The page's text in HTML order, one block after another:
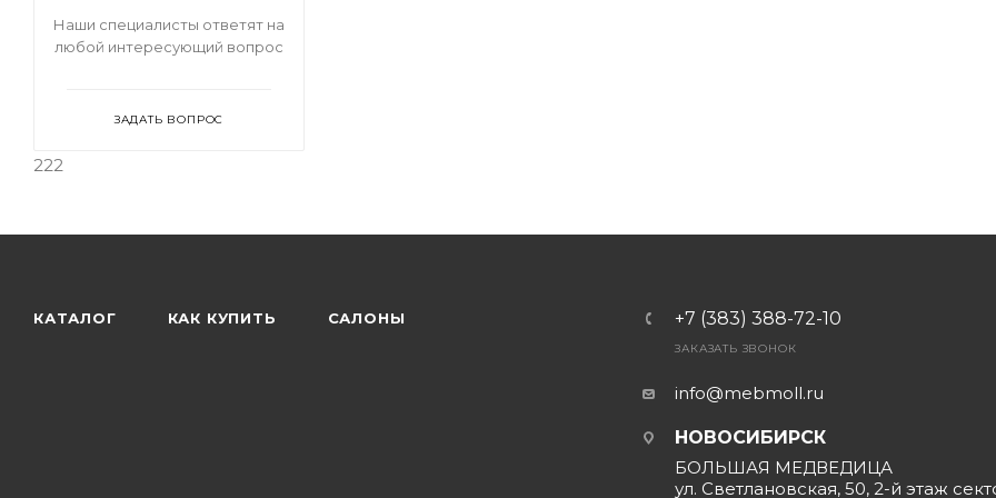
Наши специалисты ответят на
любой интересующий вопрос
ЗАДАТЬ ВОПРОС
222
КАТАЛОГ КАК КУПИТЬ САЛОНЫ +7 (383) 388-72-10
ЗАКАЗАТЬ ЗВОНОК
info@mebmoll.ru
НОВОСИБИРСК
БОЛЬШАЯ МЕДВЕДИЦА
ул. Светлановская, 50, 2-й этаж